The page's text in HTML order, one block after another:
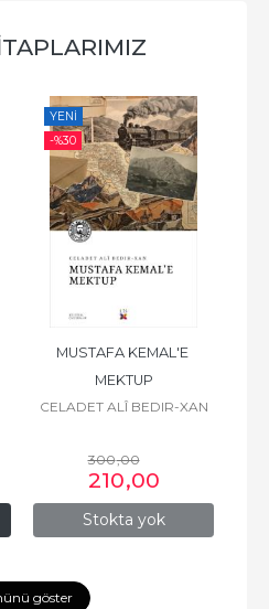
YENI
-%30
Stokta yok
MUSTAFA KEMAL'E
MEKTUP
CELADET ALÎ BEDIR-XAN
300,00
210,00
göster